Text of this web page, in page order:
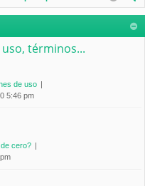
ifi
ra
términos...
de uso
5:46 pm
cero?